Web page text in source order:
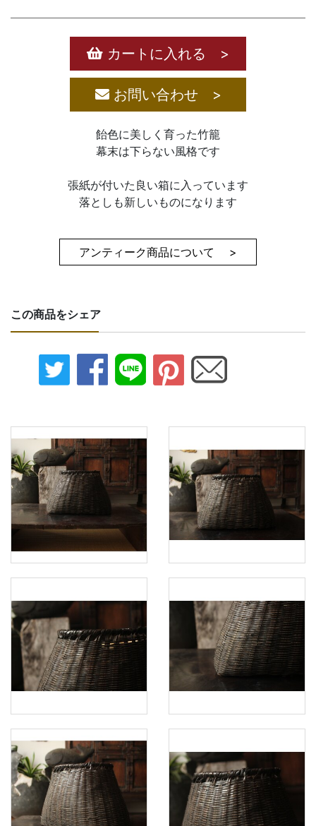
カートに入れる >
お問い合わせ >
飴色に美しく育った竹籠
幕末は下らない風格です
張紙が付いた良い箱に入っています
落としも新しいものになります
アンティーク商品について >
この商品をシェア